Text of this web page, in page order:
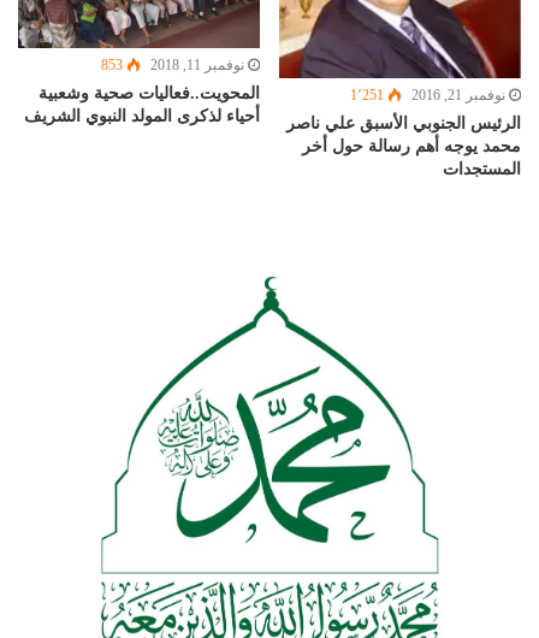
نوفمبر 21, 2016 1٬251
الرئيس الجنوبي الأسبق علي ناصر
محمد يوجه أهم رسالة حول أخر
المستجدات
نوفمبر 11, 2018 853
المحويت..فعاليات صحية وشعبية
أحياء لذكرى المولد النبوي الشريف